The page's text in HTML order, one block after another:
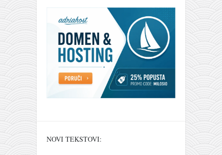
nunchaku
timbei rochin
tsunami dojo
NOVI TEKSTOVI: